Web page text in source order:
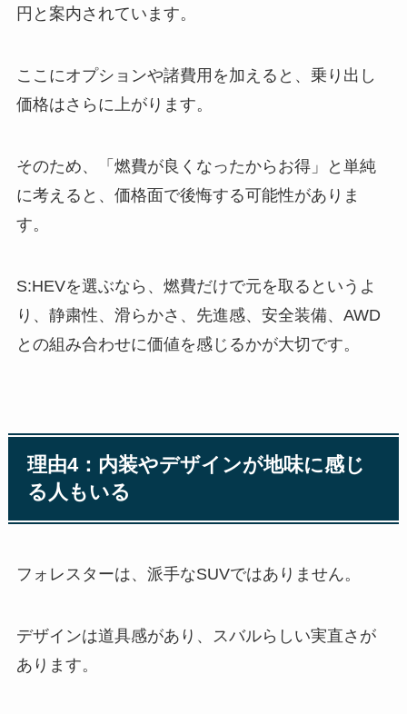
円と案内されています。
ここにオプションや諸費用を加えると、乗り出し
価格はさらに上がります。
そのため、「燃費が良くなったからお得」と単純
に考えると、価格面で後悔する可能性がありま
す。
S:HEVを選ぶなら、燃費だけで元を取るというよ
り、静粛性、滑らかさ、先進感、安全装備、AWD
との組み合わせに価値を感じるかが大切です。
理由4：内装やデザインが地味に感じ
る人もいる
フォレスターは、派手なSUVではありません。
デザインは道具感があり、スバルらしい実直さが
あります。